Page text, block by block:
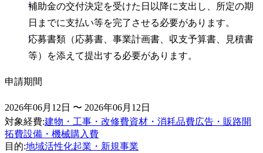
補助金の交付決定を受けた日以降に支出し、所定の期
日までに支払い等を完了させる必要があります。
応募書類（応募書、事業計画書、収支予算書、見積書
等）を添えて提出する必要があります。
申請期間
2026年06月12日 〜 2026年06月12日
対象経費:建物・工事・改修費資材・消耗品費広告・販路開
拓費設備・機械購入費
目的:地域活性化起業・新規事業